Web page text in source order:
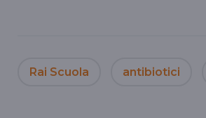
Rai Scuola antibiotici